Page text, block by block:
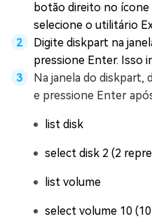
botão direito no ícone
selecione o utilitário
Digite diskpart na
pressione Enter. Isso
Na janela do diskpart,
e pressione Enter
list disk
select disk 2 (2
list volume
select volume 10